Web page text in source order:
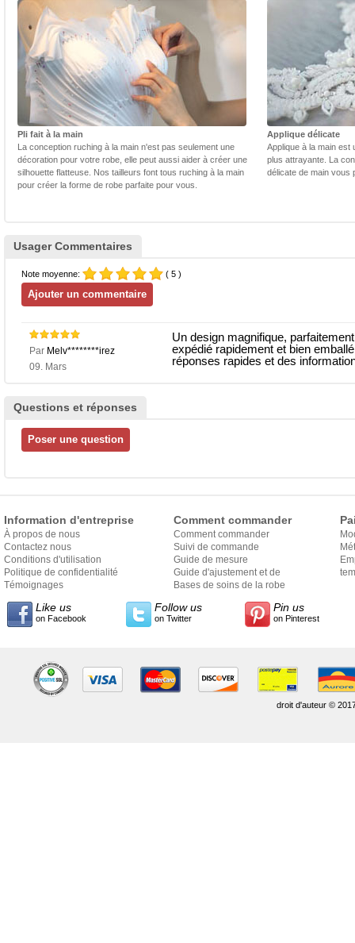
Pli fait à la main
La conception ruching à la main n'est pas seulement une
décoration pour votre robe, elle peut aussi aider à créer une
silhouette flatteuse. Nos tailleurs font tous ruching à la main
pour créer la forme de robe parfaite pour vous.
Applique délicate
Applique à la main est
plus attrayante. La
délicate de main vous
Usager Commentaires
Note moyenne: ( 5 )
Par Melv********irez
09. Mars
Un design magnifique,
expédié rapidement et bien
réponses rapides et des
Questions et réponses
Information d'entreprise
À propos de nous
Contactez nous
Conditions d'utilisation
Politique de confidentialité
Témoignages
Comment commander
Comment commander
Suivi de commande
Guide de mesure
Guide d'ajustement et de
style
Bases de soins de la robe
Like us
on Facebook
Follow us
on Twitter
Pin us
on Pinterest
droit d'auteur ©